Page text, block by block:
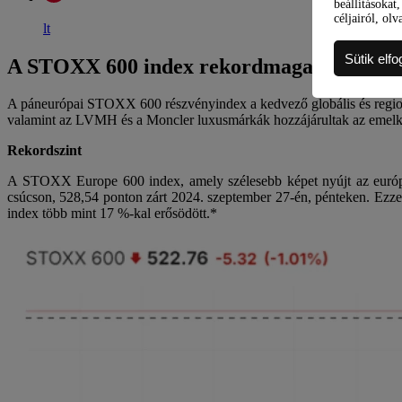
lt
A STOXX 600 index rekordmagasra
A páneurópai STOXX 600 részvényindex a kedvező globális és
valamint az LVMH és a Moncler luxusmárkák hozzájárultak az
Rekordszint
A STOXX Europe 600 index, amely szélesebb képet nyújt az
csúcson, 528,54 ponton zárt 2024. szeptember 27-én, pénteken.
index több mint 17 %-kal erősödött.*
céljairól,
Sütik